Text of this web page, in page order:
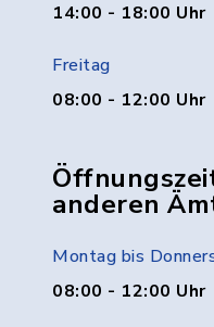
14:00 - 18:00 Uhr
Freitag
08:00 - 12:00 Uhr
anderen
Montag bis
08:00 - 12:00 Uhr